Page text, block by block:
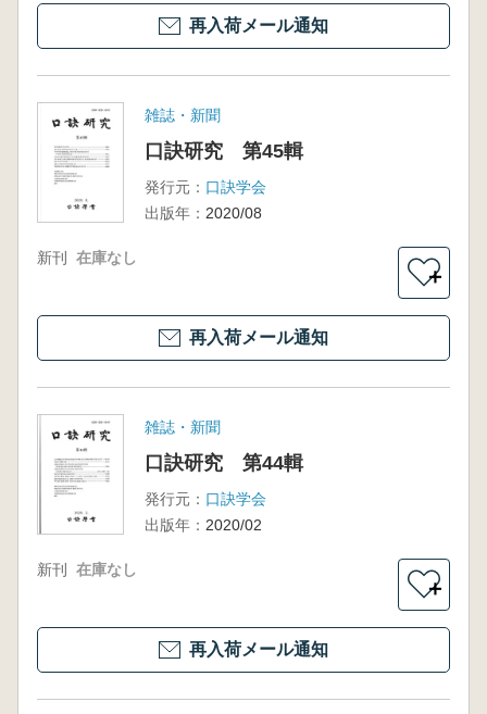
再入荷メール通知
雑誌・新聞
口訣研究 第45輯
発行元： 口訣学会
出版年： 2020/08
新刊 在庫なし
＋
再入荷メール通知
雑誌・新聞
口訣研究 第44輯
発行元： 口訣学会
出版年： 2020/02
新刊 在庫なし
＋
再入荷メール通知